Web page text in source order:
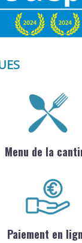
Menu de la
Paiement en